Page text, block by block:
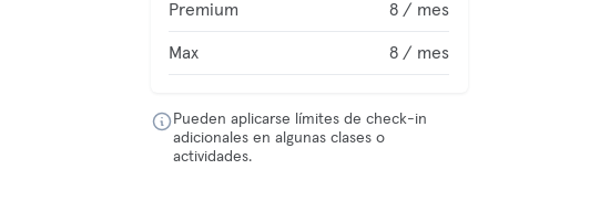
Premium 8 / mes
Max 8 / mes
Pueden aplicarse límites de check-in
adicionales en algunas clases o
actividades.